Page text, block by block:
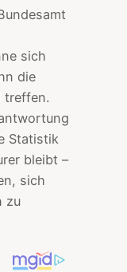
sich
die
treffen.
Statistik
bleibt –
sich
zu